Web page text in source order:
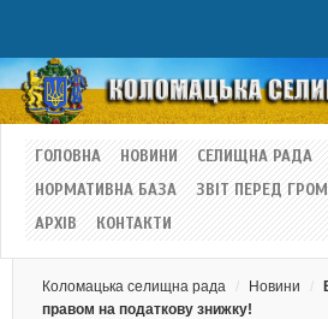
ГОЛОВНА НОВИНИ СЕЛИЩНА РАДА
НОРМАТИВНА БАЗА
ЗВІТ ПЕРЕД
АРХІВ
КОНТАКТИ
Коломацька селищна рада Новини
правом на податкову знижку!